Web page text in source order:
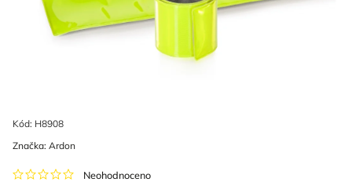
Kód: H8908
Neohodnoceno
Značka: Ardon